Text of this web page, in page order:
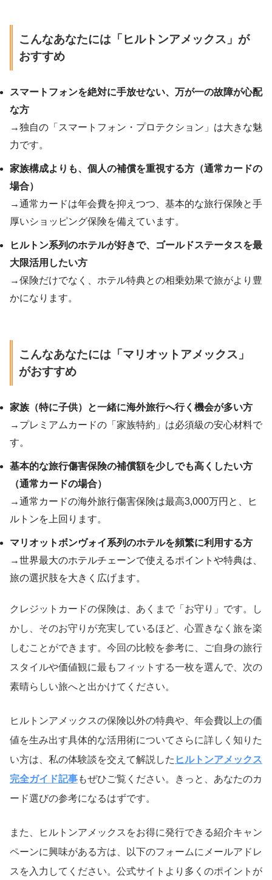
こんなあなたには「ヒルトンアメックス」が
おすすめ
スマートフォンを絶対に手放せない、万が一の故障が心配
な方
→独自の「スマートフォン・プロテクション」は大きな魅
力です。
家族構成よりも、個人の補償を重視する方（通常カードの
場合）
→通常カードは年会費を抑えつつ、基本的な旅行保険と手
厚いショッピング保険を備えています。
ヒルトン系列のホテルが好きで、ゴールドステータスを最
大限活用したい方
→保険だけでなく、ホテル特典との相乗効果で旅がより豊
かになります。
こんなあなたには「マリオットアメックス」
がおすすめ
家族（特に子供）と一緒に海外旅行へ行く機会が多い方
→プレミアムカードの「家族特約」は必須級の安心材料で
す。
基本的な旅行傷害保険の補償額を少しでも高くしたい方
（通常カードの場合）
→通常カードの海外旅行傷害保険は最高3,000万円と、ヒ
ルトンを上回ります。
マリオットボンヴォイ系列のホテルを頻繁に利用する方
→世界最大のホテルチェーンで使えるポイントや特典は、
旅の選択肢を大きく広げます。
クレジットカードの保険は、あくまで「お守り」です。し
かし、そのお守りが充実しているほど、心置きなく旅を楽
しむことができます。今回の比較を参考に、ご自身の旅行
スタイルや価値観に最もフィットする一枚を選んで、次の
素晴らしい旅へと出かけてください。
ヒルトンアメックスの保険以外の特典や、年会費以上の価
値を生み出す具体的な活用術についてさらに詳しく知りた
い方は、私の体験談を交えて解説した ヒルトンアメックス
完全ガイド記事もぜひご覧ください。きっと、あなたのカ
ード選びの参考になるはずです。
また、ヒルトンアメックスをお得に発行できる紹介キャン
ペーンに興味がある方は、以下のフォームにメールアドレ
スを入力してください。公式サイトより多くのポイントが